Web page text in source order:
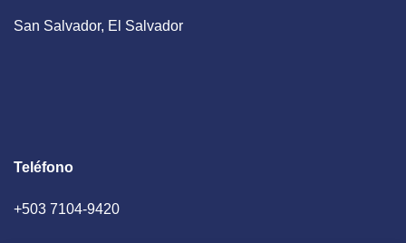
San Salvador, El Salvador
Teléfono
+503 7104-9420